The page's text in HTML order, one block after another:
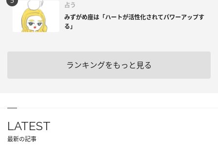
占う
みずがめ座は「ハートが活性化されてパワーアップす
る」
ランキングをもっと見る
LATEST
最新の記事